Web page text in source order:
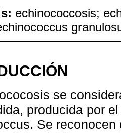
echinococcosis;
se
producida por
Se